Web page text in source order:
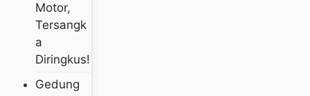
Motor,
Tersangk
A
Diringkus!
Gedung